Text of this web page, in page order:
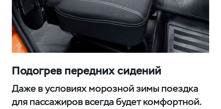
Подогрев передних сидений
Даже в условиях морозной зимы поездка
для пассажиров всегда будет комфортной.